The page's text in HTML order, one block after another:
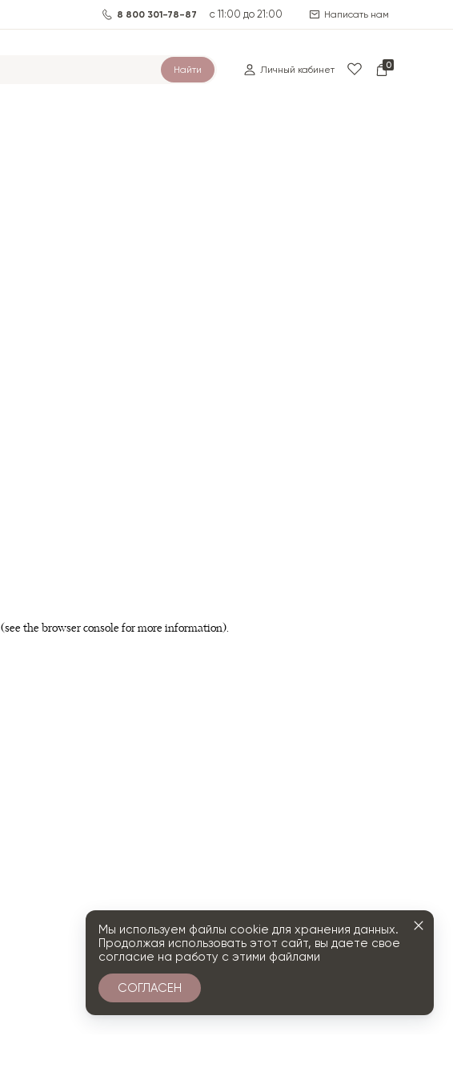
8 800 301-78-87 с 11:00 до 21:00 Написать нам
Найти Личный кабинет 0
(see the browser console for more information).
Мы используем файлы cookie для хранения данных.
Продолжая использовать этот сайт, вы даете свое
согласие на работу с этими файлами
СОГЛАСЕН